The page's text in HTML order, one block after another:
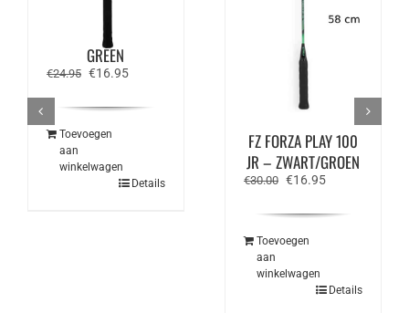
FZ FORZA DYNAMIC
6 JR – BRIGHT
GREEN
€24.95 Oorspronkelijke
€16.95Huidige
Toevoegen
aan
winkelwagen
Details
FZ FORZA PLAY 100
JR – ZWART/GROEN
€30.00 Oorspronkelijke
€16.95Huidige
Toevoegen
aan
winkelwagen
Details